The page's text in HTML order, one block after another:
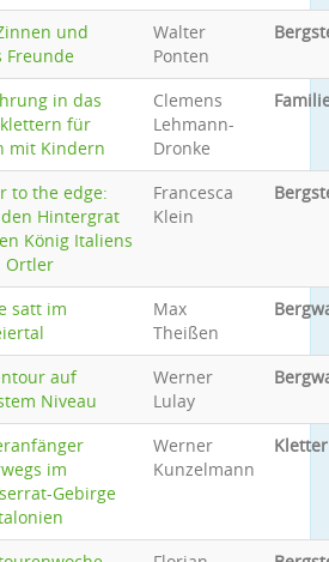
und
Freunde
Walter
Ponten
in das
für
mit Kindern
Clemens
Lehmann-
Dronke
to the edge:
Hintergrat
König Italiens
Ortler
Francesca
Klein
satt im
Max
Theißen
auf
Niveau
Werner
Lulay
im
Gebirge
Werner
Kunzelmann